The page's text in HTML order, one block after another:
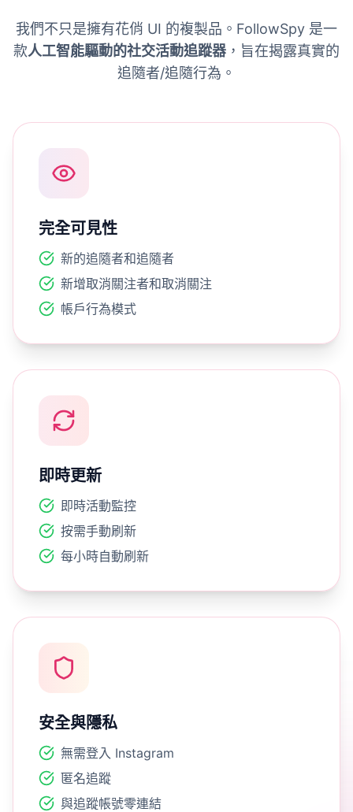
我們不只是擁有花俏 UI 的複製品。FollowSpy 是一
款人工智能驅動的社交活動追蹤器 ，旨在揭露真實的
追隨者/追隨行為。
完全可見性
新的追隨者和追隨者
新增取消關注者和取消關注
帳戶行為模式
即時更新
即時活動監控
按需手動刷新
每小時自動刷新
安全與隱私
無需登入 Instagram
匿名追蹤
與追蹤帳號零連結